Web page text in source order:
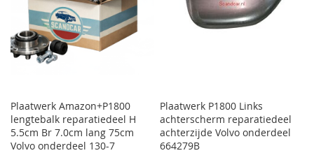
Plaatwerk Amazon+P1800
lengtebalk reparatiedeel H
5.5cm Br 7.0cm lang 75cm
Volvo onderdeel 130-7
Plaatwerk P1800 Links
achterscherm reparatiedeel
achterzijde Volvo onderdeel
664279B